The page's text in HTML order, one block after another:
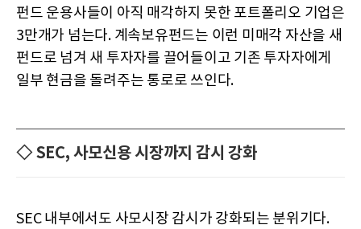
펀드 운용사들이 아직 매각하지 못한 포트폴리오 기업은
3만개가 넘는다. 계속보유펀드는 이런 미매각 자산을 새
펀드로 넘겨 새 투자자를 끌어들이고 기존 투자자에게
일부 현금을 돌려주는 통로로 쓰인다.
◇ SEC, 사모신용 시장까지 감시 강화
SEC 내부에서도 사모시장 감시가 강화되는 분위기다.